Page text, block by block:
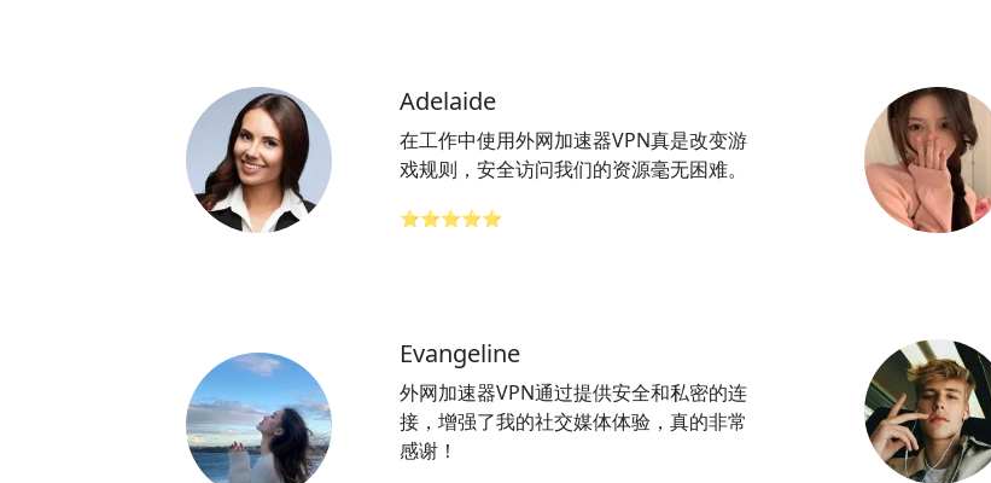
Adelaide
在工作中使用外网加速器VPN真是改变游
戏规则，安全访问我们的资源毫无困难。
⭐⭐⭐⭐⭐
Evangeline
外网加速器VPN通过提供安全和私密的连
接，增强了我的社交媒体体验，真的非常
感谢！